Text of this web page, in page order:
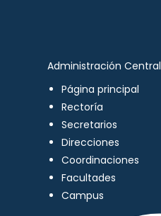
Administración Central
Página principal
Rectoría
Secretarios
Direcciones
Coordinaciones
Facultades
Campus